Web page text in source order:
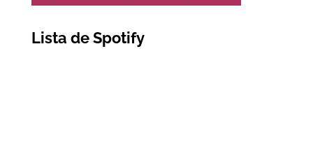
Lista de Spotify